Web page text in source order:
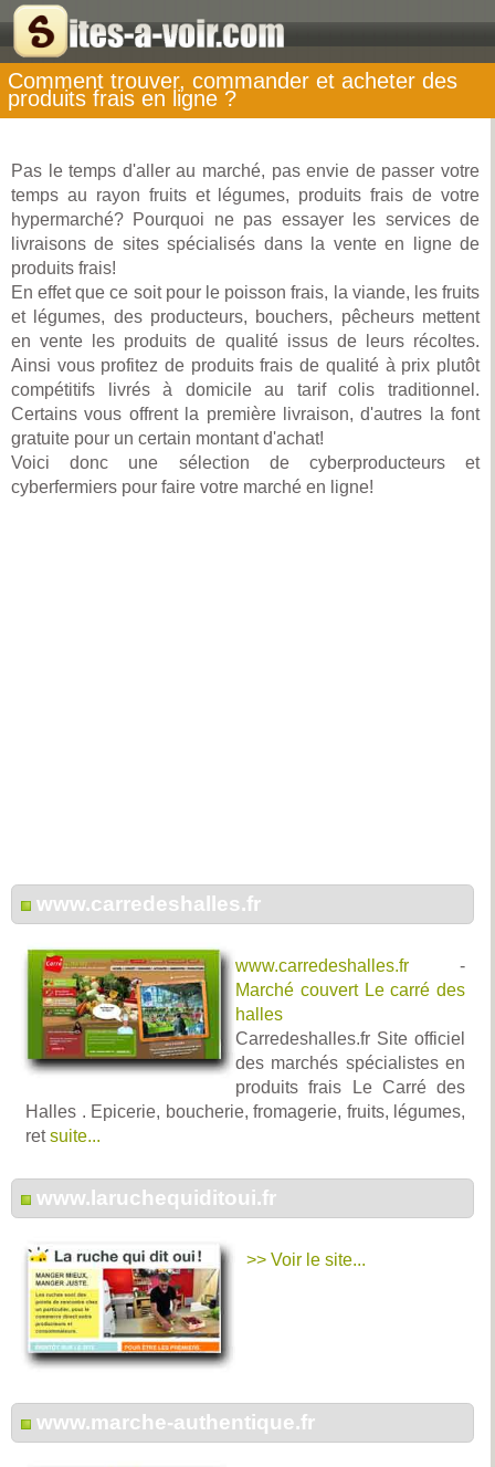
Comment trouver, commander et acheter des
produits frais en ligne ?
Pas le temps d'aller au marché, pas envie de passer votre
temps au rayon fruits et légumes, produits frais de votre
hypermarché? Pourquoi ne pas essayer les services de
livraisons de sites spécialisés dans la vente en ligne de
produits frais!
En effet que ce soit pour le poisson frais, la viande, les fruits
et légumes, des producteurs, bouchers, pêcheurs mettent
en vente les produits de qualité issus de leurs récoltes.
Ainsi vous profitez de produits frais de qualité à prix plutôt
compétitifs livrés à domicile au tarif colis traditionnel.
Certains vous offrent la première livraison, d'autres la font
gratuite pour un certain montant d'achat!
Voici donc une sélection de cyberproducteurs et
cyberfermiers pour faire votre marché en ligne!
www.carredeshalles.fr
www.carredeshalles.fr -
Marché couvert Le carré des
halles
Carredeshalles.fr Site officiel
des marchés spécialistes en
produits frais Le Carré des
Halles . Epicerie, boucherie, fromagerie, fruits, légumes,
retsuite...
www.laruchequiditoui.fr
>> Voir le site...
www.marche-authentique.fr